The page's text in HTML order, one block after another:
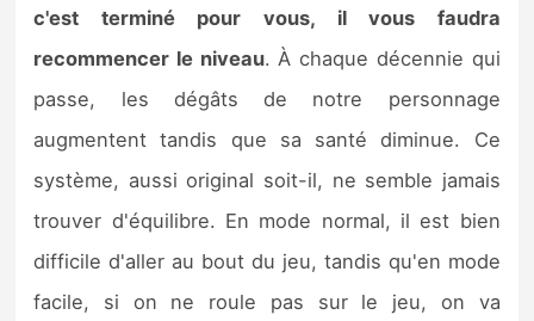
c'est terminé pour vous, il vous faudra
recommencer le niveau. À chaque décennie qui
passe, les dégâts de notre personnage
augmentent tandis que sa santé diminue. Ce
système, aussi original soit-il, ne semble jamais
trouver d'équilibre. En mode normal, il est bien
difficile d'aller au bout du jeu, tandis qu'en mode
facile, si on ne roule pas sur le jeu, on va